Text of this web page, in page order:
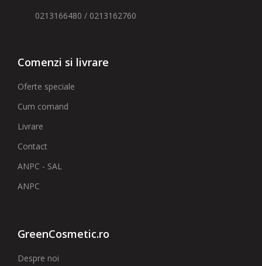
0213166480 / 0213162760
Comenzi si livrare
Oferte speciale
Cum comand
Livrare
Contact
ANPC - SAL
ANPC
GreenCosmetic.ro
Despre noi